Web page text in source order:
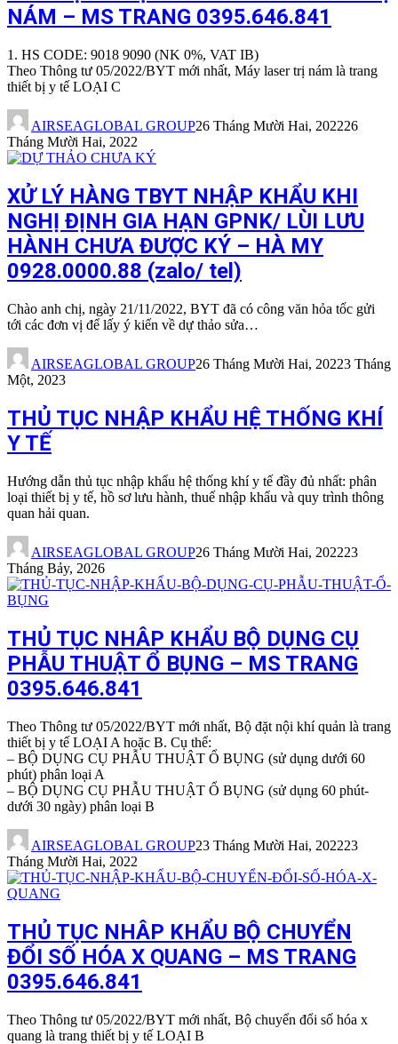
NÁM – MS TRANG 0395.646.841
1. HS CODE: 9018 9090 (NK 0%, VAT IB)
Theo Thông tư 05/2022/BYT mới nhất, Máy laser trị nám là trang
thiết bị y tế LOẠI C
AIRSEAGLOBAL GROUP26 Tháng Mười Hai, 202226
Tháng Mười Hai, 2022
XỬ LÝ HÀNG TBYT NHẬP KHẨU KHI
NGHỊ ĐỊNH GIA HẠN GPNK/ LÙI LƯU
HÀNH CHƯA ĐƯỢC KÝ – HÀ MY
0928.0000.88 (zalo/ tel)
Chào anh chị, ngày 21/11/2022, BYT đã có công văn hỏa tốc gửi
tới các đơn vị để lấy ý kiến về dự thảo sửa…
AIRSEAGLOBAL GROUP26 Tháng Mười Hai, 20223 Tháng
Một, 2023
THỦ TỤC NHẬP KHẨU HỆ THỐNG KHÍ
Y TẾ
Hướng dẫn thủ tục nhập khẩu hệ thống khí y tế đầy đủ nhất: phân
loại thiết bị y tế, hồ sơ lưu hành, thuế nhập khẩu và quy trình thông
quan hải quan.
AIRSEAGLOBAL GROUP26 Tháng Mười Hai, 202223
Tháng Bảy, 2026
THỦ TỤC NHÂP KHẨU BỘ DỤNG CỤ
PHẪU THUẬT Ổ BỤNG – MS TRANG
0395.646.841
Theo Thông tư 05/2022/BYT mới nhất, Bộ đặt nội khí quản là trang
thiết bị y tế LOẠI A hoặc B. Cụ thể:
– BỘ DỤNG CỤ PHẪU THUẬT Ổ BỤNG (sử dụng dưới 60
phút) phân loại A
– BỘ DỤNG CỤ PHẪU THUẬT Ổ BỤNG (sử dụng 60 phút-
dưới 30 ngày) phân loại B
AIRSEAGLOBAL GROUP23 Tháng Mười Hai, 202223
Tháng Mười Hai, 2022
THỦ TỤC NHÂP KHẨU BỘ CHUYỂN
ĐỔI SỐ HÓA X QUANG – MS TRANG
0395.646.841
Theo Thông tư 05/2022/BYT mới nhất, Bộ chuyển đổi số hóa x
quang là trang thiết bị y tế LOẠI B